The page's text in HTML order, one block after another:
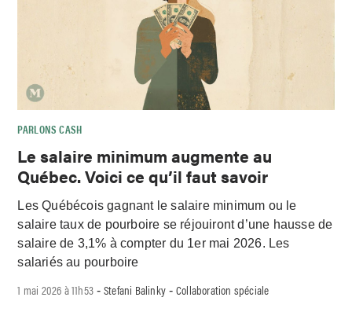
PARLONS CASH
Le salaire minimum augmente au
Québec. Voici ce qu’il faut savoir
Les Québécois gagnant le salaire minimum ou le
salaire taux de pourboire se réjouiront d’une hausse de
salaire de 3,1% à compter du 1er mai 2026. Les
salariés au pourboire
1 mai 2026 à 11h53 -Stefani Balinky -Collaboration spéciale